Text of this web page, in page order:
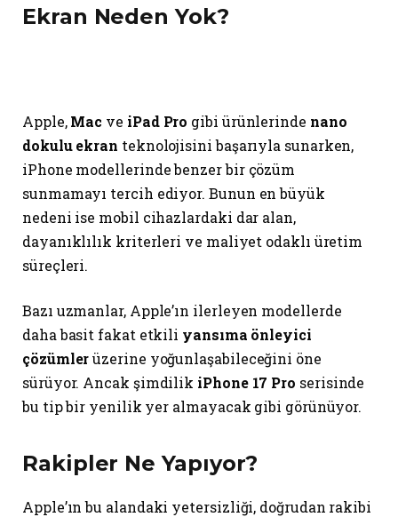
Ekran Neden Yok?
Apple,Mac ve iPad Pro gibi ürünlerinde nano
dokulu ekran teknolojisini başarıyla sunarken,
iPhone modellerinde benzer bir çözüm
sunmamayı tercih ediyor. Bunun en büyük
nedeni ise mobil cihazlardaki dar alan,
dayanıklılık kriterleri ve maliyet odaklı üretim
süreçleri.
Bazı uzmanlar, Apple’ın ilerleyen modellerde
daha basit fakat etkili yansıma önleyici
çözümlerüzerine yoğunlaşabileceğini öne
sürüyor. Ancak şimdilik iPhone 17 Pro serisinde
bu tip bir yenilik yer almayacak gibi görünüyor.
Rakipler Ne Yapıyor?
Apple’ın bu alandaki yetersizliği, doğrudan rakibi